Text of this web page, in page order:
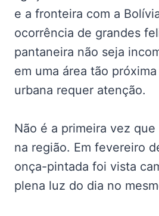
e a fronteira com a
ocorrência de grandes
pantaneira não seja
em uma área tão
urbana requer atenção.
Não é a primeira vez
na região. Em fevereiro
onça-pintada foi vista
plena luz do dia no